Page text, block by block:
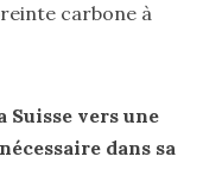
carbone à
Suisse vers une
dans sa